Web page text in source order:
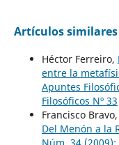
Artículos similares
Héctor Ferreiro,
entre la
Apuntes
Filosóficos Nº 33
Francisco Bravo,
Del Menón a la